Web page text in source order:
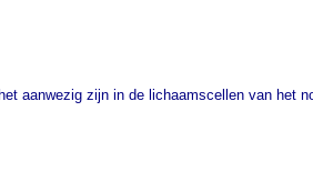
aanwezig zijn in de lichaamscellen van het